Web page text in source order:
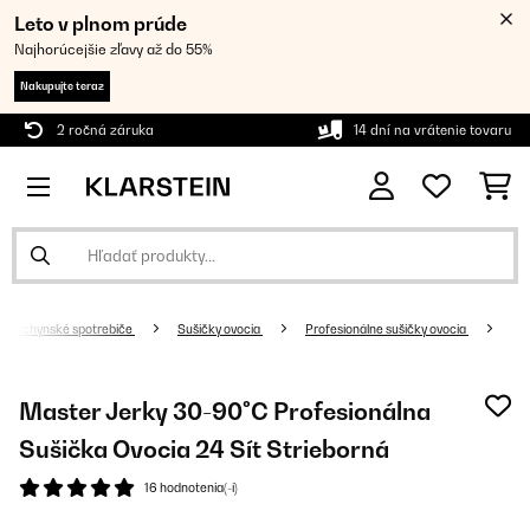
Leto v plnom prúde
Najhorúcejšie zľavy až do 55%
Nakupujte teraz
2 ročná záruka 14 dní na vrátenie tovaru
Kuchynské spotrebiče Sušičky ovocia Profesionálne sušičky ovocia
Master Jerky 30-90°C Profesionálna
Sušička Ovocia 24 Sít Strieborná
16 hodnotenia(-í)